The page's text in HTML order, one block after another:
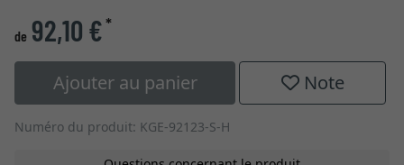
de 92,10 €*
Ajouter au panier Note
Numéro du produit: KGE-92123-S-H